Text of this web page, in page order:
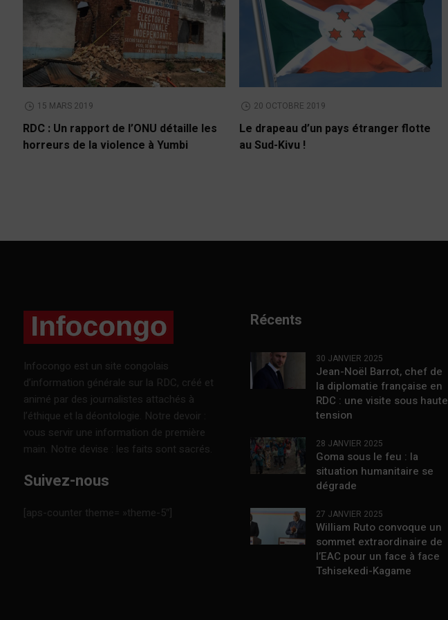
15 MARS 2019
RDC : Un rapport de l’ONU détaille les
horreurs de la violence à Yumbi
20 OCTOBRE 2019
Le drapeau d’un pays étranger flotte
au Sud-Kivu !
Infocongo est un site congolais
d’information générale sur la RDC, créé et
animé par des journalistes attachés à
l’éthique et la déontologie. Notre devoir :
vous servir une information de première
main. Notre devise : les faits sont sacrés.
Suivez-nous
[aps-counter theme= »theme-5″]
Récents
30 JANVIER 2025
Jean-Noël Barrot, chef de
la diplomatie française en
RDC : une visite sous haute
tension
28 JANVIER 2025
Goma sous le feu : la
situation humanitaire se
dégrade
27 JANVIER 2025
William Ruto convoque un
sommet extraordinaire de
l’EAC pour un face à face
Tshisekedi-Kagame